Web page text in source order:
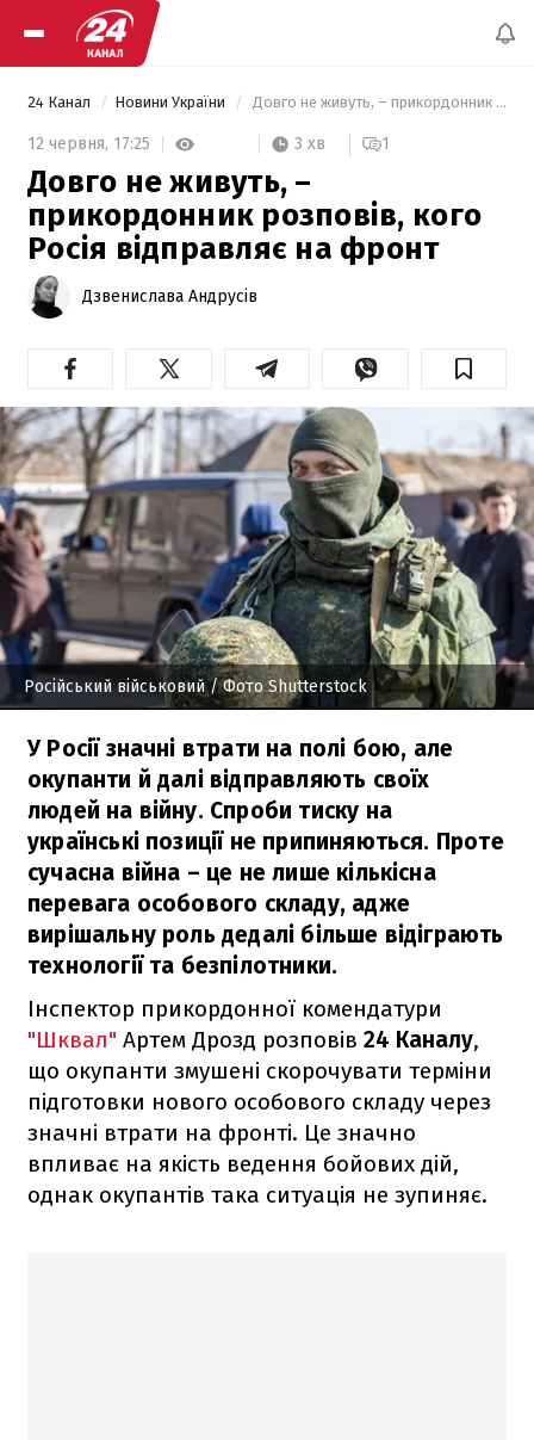
24 Канал Новини України Довго не живуть, – прикордонник розповів, кого Росія відправляє на фронт
12 червня, 17:25 3 хв 1
Довго не живуть, –
прикордонник розповів, кого
Росія відправляє на фронт
Дзвенислава Андрусів
Російський військовий/ Фото Shutterstock
У Росії значні втрати на полі бою, але
окупанти й далі відправляють своїх
людей на війну. Спроби тиску на
українські позиції не припиняються. Проте
сучасна війна – це не лише кількісна
перевага особового складу, адже
вирішальну роль дедалі більше відіграють
технології та безпілотники.
Інспектор прикордонної комендатури
"Шквал" Артем Дрозд розповів 24 Каналу,
що окупанти змушені скорочувати терміни
підготовки нового особового складу через
значні втрати на фронті. Це значно
впливає на якість ведення бойових дій,
однак окупантів така ситуація не зупиняє.